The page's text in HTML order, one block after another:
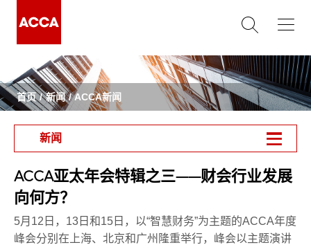
首页 新闻 ACCA新闻
新闻
ACCA亚太年会特辑之三——财会行业发展
向何方？
5月12日，13日和15日，以“智慧财务”为主题的ACCA年度
峰会分别在上海、北京和广州隆重举行，峰会以主题演讲